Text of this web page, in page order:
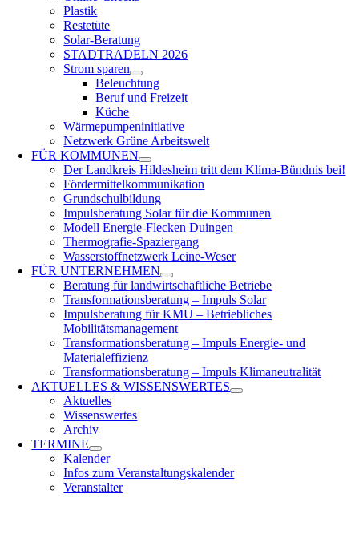
Plastik
Restetüte
Solar-Beratung
STADTRADELN 2026
Strom sparen
Beleuchtung
Beruf und Freizeit
Küche
Wärmepumpeninitiative
Netzwerk Grüne Arbeitswelt
FÜRKOMMUNEN
Der Landkreis Hildesheim tritt dem Klima-Bündnis bei!
Fördermittelkommunikation
Grundschulbildung
Impulsberatung Solar für die Kommunen
Modell Energie-Flecken Duingen
Thermografie-Spaziergang
Wasserstoffnetzwerk Leine-Weser
FÜRUNTERNEHMEN
Beratung für landwirtschaftliche Betriebe
Transformationsberatung – Impuls Solar
Impulsberatung für KMU – Betriebliches
Mobilitätsmanagement
Transformationsberatung – Impuls Energie- und
Materialeffizienz
Transformationsberatung – Impuls Klimaneutralität
AKTUELLES &WISSENSWERTES
Aktuelles
Wissenswertes
Archiv
TERMINE
Kalender
Infos zum Veranstaltungskalender
Veranstalter